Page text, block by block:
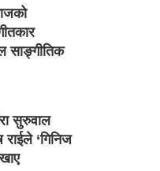
साङ्गीतिक
सुरुवाल
राईले ‘गिनिज